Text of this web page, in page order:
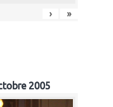
› »
2005